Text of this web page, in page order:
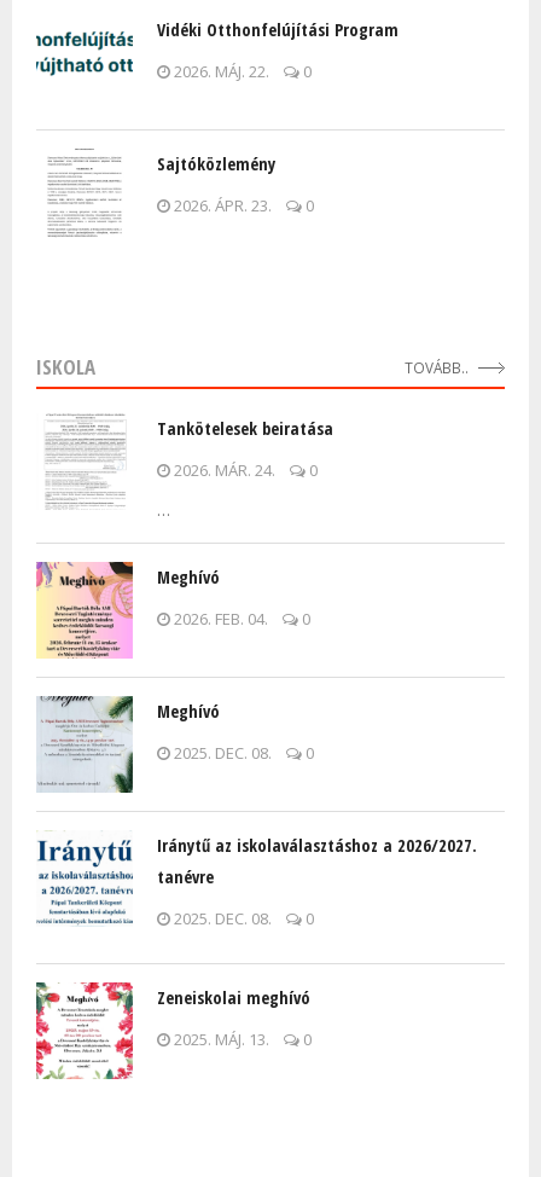
Vidéki Otthonfelújítási Program
2026. MÁJ. 22. 0
Sajtóközlemény
2026. ÁPR. 23. 0
ISKOLA
Tankötelesek beiratása
2026. MÁR. 24.
0
…
Meghívó
2026. FEB. 04. 0
Meghívó
2025. DEC. 08. 0
Iránytű az iskolaválasztáshoz a 2026/2027.
tanévre
2025. DEC. 08. 0
Zeneiskolai meghívó
2025. MÁJ. 13. 0
TOVÁBB..